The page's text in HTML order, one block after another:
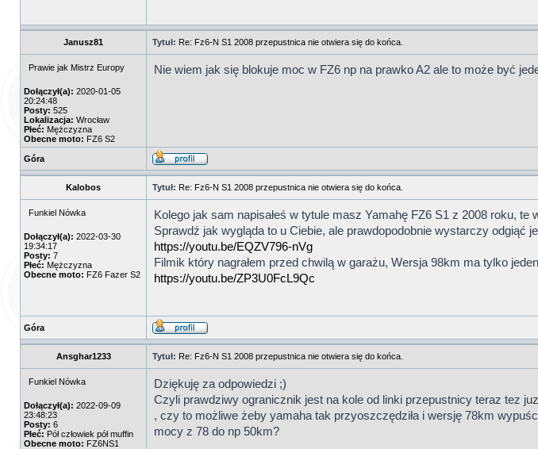
Janusz81 Tytuł: Re: Fz6-N S1 2008 przepustnica nie otwiera się do końca.
Prawie jak Mistrz Europy
Dołączył(a): 2020-01-05
20:24:48
Posty: 525
Lokalizacja: Wrocław
Płeć: Mężczyzna
Obecne moto: FZ6 S2
Nie wiem jak się blokuje moc w FZ6 np na prawko A2 ale to może być
Góra
Kalobos Tytuł: Re: Fz6-N S1 2008 przepustnica nie otwiera się do końca.
Funkiel Nówka
Dołączył(a): 2022-03-30
19:34:17
Posty: 7
Płeć: Mężczyzna
Obecne moto: FZ6 Fazer S2
Kolego jak sam napisałeś w tytule masz Yamahę FZ6 S1 z 2008 roku, te
Sprawdź jak wygląda to u Ciebie, ale prawdopodobnie wystarczy odgiąć
https://youtu.be/EQZV796-nVg
Filmik który nagrałem przed chwilą w garażu, Wersja 98km ma tylko
https://youtu.be/ZP3U0FcL9Qc
Góra
Ansghar1233 Tytuł: Re: Fz6-N S1 2008 przepustnica nie otwiera się do końca.
Funkiel Nówka
Dołączył(a): 2022-09-09
23:48:23
Posty: 6
Płeć: Pół człowiek pół muffin
Obecne moto: FZ6NS1
Dziękuję za odpowiedzi ;)
Czyli prawdziwy ogranicznik jest na kole od linki przepustnicy teraz tez
, czy to możliwe żeby yamaha tak przyoszczędziła i wersję 78km
mocy z 78 do np 50km?